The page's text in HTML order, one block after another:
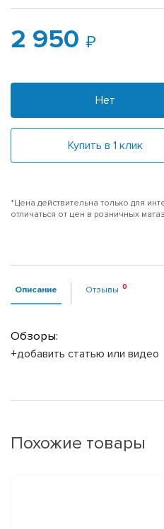
2 950
Нет
Купить в 1 клик
*Цена действительна только для
отличаться от цен в розничных
Описание Отзывы
Обзоры:
+добавить статью или видео
Похожие товары